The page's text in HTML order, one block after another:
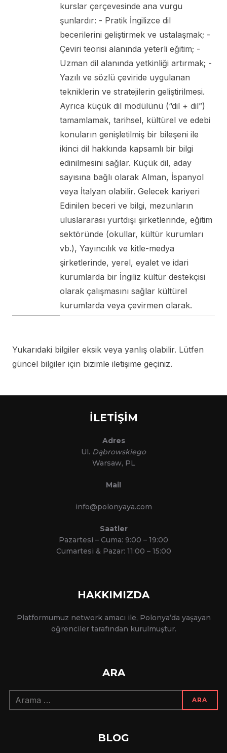
kurslar çerçevesinde ana vurgu
şunlardır: - Pratik İngilizce dil
becerilerini geliştirmek ve ustalaşmak; -
Çeviri teorisi alanında yeterli eğitim; -
Uzman dil alanında yetkinliği artırmak; -
Yazılı ve sözlü çeviride uygulanan
tekniklerin ve stratejilerin geliştirilmesi.
Ayrıca küçük dil modülünü (“dil + dil”)
tamamlamak, tarihsel, kültürel ve edebi
konuların genişletilmiş bir bileşeni ile
ikinci dil hakkında kapsamlı bir bilgi
edinilmesini sağlar. Küçük dil, aday
sayısına bağlı olarak Alman, İspanyol
veya İtalyan olabilir. Gelecek kariyeri
Edinilen beceri ve bilgi, mezunların
uluslararası yurtdışı şirketlerinde, eğitim
sektöründe (okullar, kültür kurumları
vb.), Yayıncılık ve kitle-medya
şirketlerinde, yerel, eyalet ve idari
kurumlarda bir İngiliz kültür destekçisi
olarak çalışmasını sağlar kültürel
kurumlarda veya çevirmen olarak.
Yukarıdaki bilgiler eksik veya yanlış olabilir. Lütfen
güncel bilgiler için bizimle iletişime geçiniz.
İLETİŞİM
Adres
Ul. Dąbrowskiego
Warsaw, PL
Mail
info@polonyaya.com
Saatler
Pazartesi – Cuma: 9:00 – 19:00
Cumartesi & Pazar: 11:00 – 15:00
HAKKIMIZDA
Platformumuz network amacı ile, Polonya’da yaşayan
öğrenciler tarafından kurulmuştur.
ARA
Arama:
ARA
BLOG